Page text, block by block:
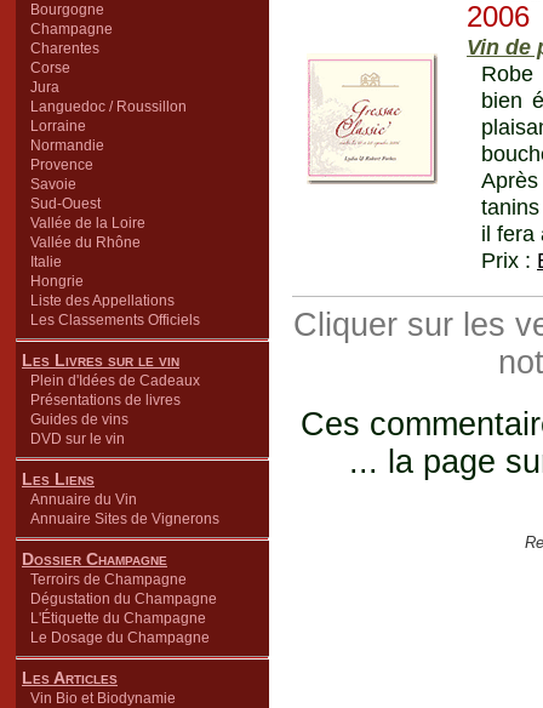
Bourgogne
Champagne
Charentes
Corse
Jura
Languedoc / Roussillon
Lorraine
Normandie
Provence
Savoie
Sud-Ouest
Vallée de la Loire
Vallée du Rhône
Italie
Hongrie
Liste des Appellations
Les Classements Officiels
Les Livres sur le vin
Plein d'Idées de Cadeaux
Présentations de livres
Guides de vins
DVD sur le vin
Les Liens
Annuaire du Vin
Annuaire Sites de Vignerons
Dossier Champagne
Terroirs de Champagne
Dégustation du Champagne
L'Étiquette du Champagne
Le Dosage du Champagne
Les Articles
Vin Bio et Biodynamie
2006
Vin de
Robe
bien
il fera
Prix :
Cliquer sur les
Ces
... la page